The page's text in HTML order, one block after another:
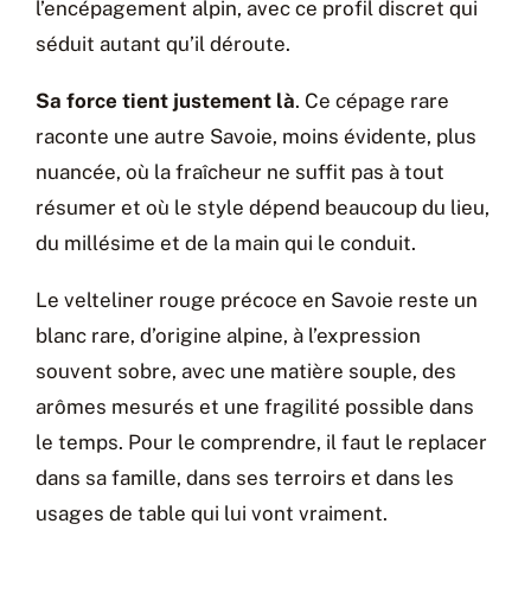
l’encépagement alpin, avec ce profil discret qui
séduit autant qu’il déroute.
Sa force tient justement là. Ce cépage rare
raconte une autre Savoie, moins évidente, plus
nuancée, où la fraîcheur ne suffit pas à tout
résumer et où le style dépend beaucoup du lieu,
du millésime et de la main qui le conduit.
Le velteliner rouge précoce en Savoie reste un
blanc rare, d’origine alpine, à l’expression
souvent sobre, avec une matière souple, des
arômes mesurés et une fragilité possible dans
le temps. Pour le comprendre, il faut le replacer
dans sa famille, dans ses terroirs et dans les
usages de table qui lui vont vraiment.